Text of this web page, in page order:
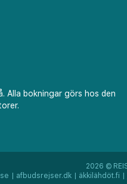
och den vänliga
till hands för att
utflykter eller
bekvämt beläget
den pittoreska
Alla bokningar görs hos den
2026 ©
| afbudsrejser.dk | äkkilähdöt.fi |